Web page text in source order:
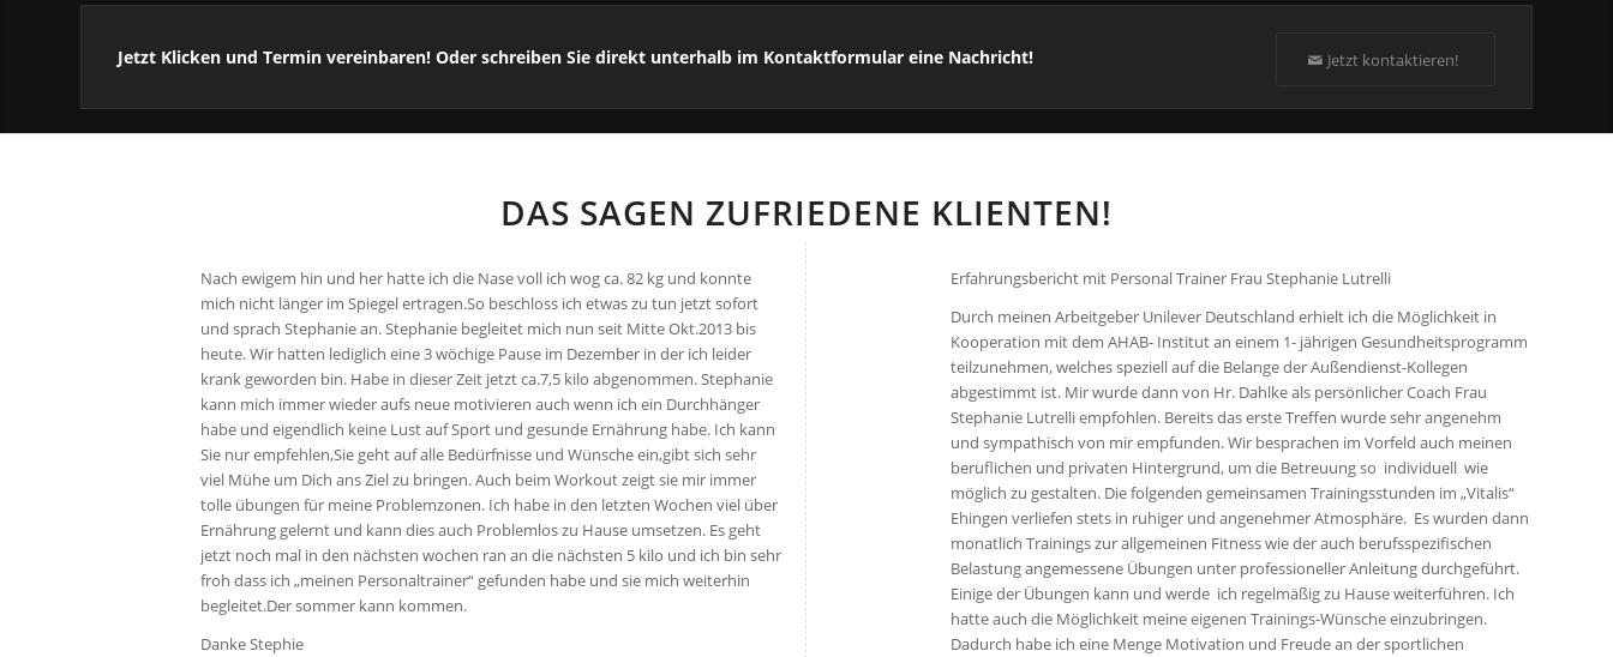
Jetzt Klicken und Termin vereinbaren! Oder schreiben Sie direkt unterhalb im Kontaktformular eine Nachricht! Jetzt kontaktieren!
DAS SAGEN ZUFRIEDENE KLIENTEN!
Nach ewigem hin und her hatte ich die Nase voll ich wog ca. 82 kg und konnte
mich nicht länger im Spiegel ertragen.So beschloss ich etwas zu tun jetzt sofort
und sprach Stephanie an. Stephanie begleitet mich nun seit Mitte Okt.2013 bis
heute. Wir hatten lediglich eine 3 wöchige Pause im Dezember in der ich leider
krank geworden bin. Habe in dieser Zeit jetzt ca.7,5 kilo abgenommen. Stephanie
kann mich immer wieder aufs neue motivieren auch wenn ich ein Durchhänger
habe und eigendlich keine Lust auf Sport und gesunde Ernährung habe. Ich kann
Sie nur empfehlen,Sie geht auf alle Bedürfnisse und Wünsche ein,gibt sich sehr
viel Mühe um Dich ans Ziel zu bringen. Auch beim Workout zeigt sie mir immer
tolle übungen für meine Problemzonen. Ich habe in den letzten Wochen viel über
Ernährung gelernt und kann dies auch Problemlos zu Hause umsetzen. Es geht
jetzt noch mal in den nächsten wochen ran an die nächsten 5 kilo und ich bin sehr
froh dass ich „meinen Personaltrainer“ gefunden habe und sie mich weiterhin
begleitet.Der sommer kann kommen.
Danke Stephie
Erfahrungsbericht mit Personal Trainer Frau Stephanie Lutrelli
Durch meinen Arbeitgeber Unilever Deutschland erhielt ich die Möglichkeit in
Kooperation mit dem AHAB- Institut an einem 1- jährigen Gesundheitsprogramm
teilzunehmen, welches speziell auf die Belange der Außendienst-Kollegen
abgestimmt ist. Mir wurde dann von Hr. Dahlke als persönlicher Coach Frau
Stephanie Lutrelli empfohlen. Bereits das erste Treffen wurde sehr angenehm
und sympathisch von mir empfunden. Wir besprachen im Vorfeld auch meinen
beruflichen und privaten Hintergrund, um die Betreuung so individuell wie
möglich zu gestalten. Die folgenden gemeinsamen Trainingsstunden im „Vitalis“
Ehingen verliefen stets in ruhiger und angenehmer Atmosphäre. Es wurden dann
monatlich Trainings zur allgemeinen Fitness wie der auch berufsspezifischen
Belastung angemessene Übungen unter professioneller Anleitung durchgeführt.
Einige der Übungen kann und werde ich regelmäßig zu Hause weiterführen. Ich
hatte auch die Möglichkeit meine eigenen Trainings-Wünsche einzubringen.
Dadurch habe ich eine Menge Motivation und Freude an der sportlichen